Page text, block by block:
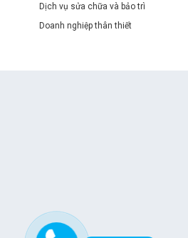
Dịch vụ sửa chữa và bảo trì
Doanh nghiệp thân thiết